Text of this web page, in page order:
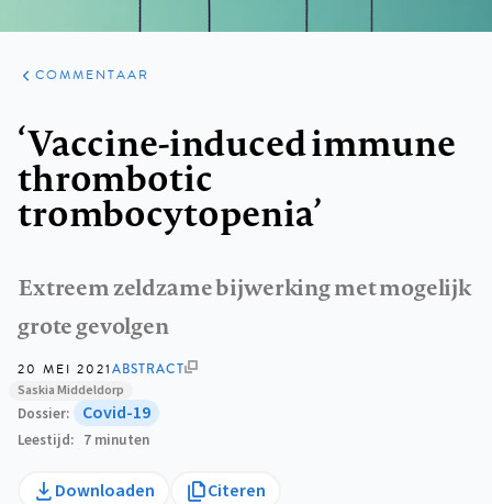
Extreem zeldzame bijwerking met mogelijk
grote gevolgen
ARTIKELEN
OPINIE
COMMENTAAR
‘Vaccine-induced immune
thrombotic
trombocytopenia’
20 MEI 2021ABSTRACT
Saskia Middeldorp
Dossier Covid-19
Leestijd 7 minuten
Downloaden Citeren